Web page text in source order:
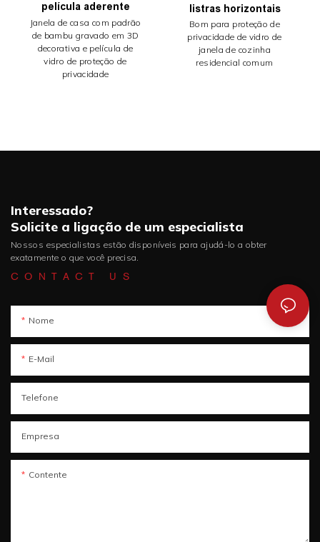
película aderente
Janela de casa com padrão
de bambu gravado em 3D
decorativa e película de
vidro de proteção de
privacidade
listras horizontais
Bom para proteção de
privacidade de vidro de
janela de cozinha
residencial comum
Interessado?
Solicite a ligação de um especialista
Nossos especialistas estão disponíveis para ajudá-lo a obter
exatamente o que você precisa.
CONTACT US
Nome
E-Mail
Telefone
Empresa
Contente